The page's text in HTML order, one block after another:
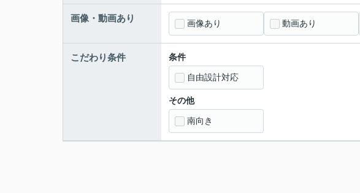
画像・動画あり 画像あり 動画あり
こだわり条件 条件
自由設計対応
その他
南向き